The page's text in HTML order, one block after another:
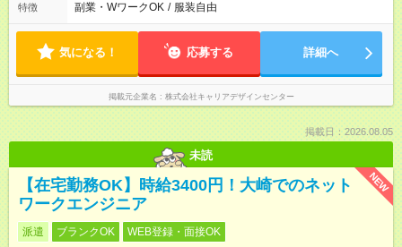
特徴 副業・WワークOK / 服装自由
気になる！ 応募する 詳細へ
掲載元企業名 株式会社キャリアデザインセンター
掲載日：2026.08.05
未読
NEW
【在宅勤務OK】時給3400円！大崎でのネット
ワークエンジニア
派遣 ブランクOK WEB登録・面接OK